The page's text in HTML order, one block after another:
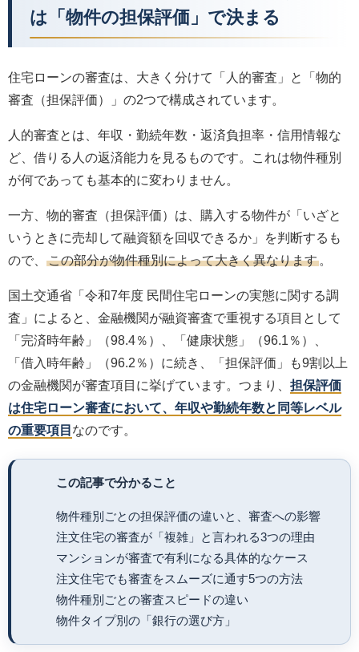
は「物件の担保評価」で決まる
住宅ローンの審査は、大きく分けて「人的審査」と「物的
審査（担保評価）」の2つで構成されています。
人的審査とは、年収・勤続年数・返済負担率・信用情報な
ど、借りる人の返済能力を見るものです。これは物件種別
が何であっても基本的に変わりません。
一方、物的審査（担保評価）は、購入する物件が「いざと
いうときに売却して融資額を回収できるか」を判断するも
ので、
この部分が物件種別によって大きく異なります
国土交通省「令和7年度 民間住宅ローンの実態に関する調
査」によると、金融機関が融資審査で重視する項目として
「完済時年齢」（98.4％）、「健康状態」（96.1％）、
「借入時年齢」（96.2％）に続き、「担保評価」も9割以上
の金融機関が審査項目に挙げています。つまり、 担保評価
は住宅ローン審査において、年収や勤続年数と同等レベル
の重要項目なのです。
この記事で分かること
物件種別ごとの担保評価の違いと、審査への影響
注文住宅の審査が「複雑」と言われる3つの理由
マンションが審査で有利になる具体的なケース
注文住宅でも審査をスムーズに通す5つの方法
物件種別ごとの審査スピードの違い
物件タイプ別の「銀行の選び方」